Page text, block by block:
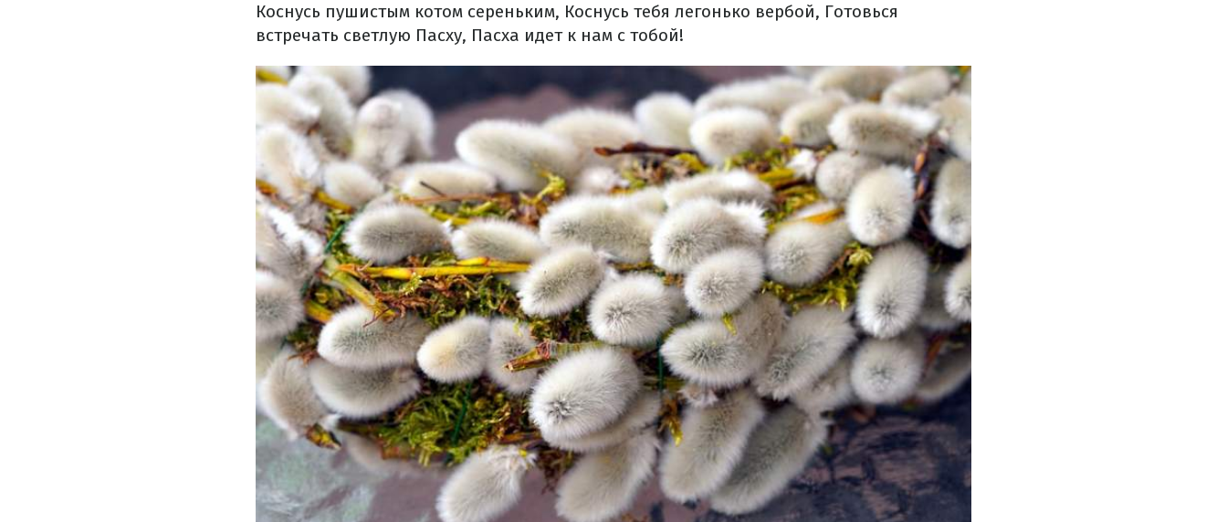
Коснусь пушистым котом сереньким, Коснусь тебя легонько вербой, Готовься
встречать светлую Пасху, Пасха идет к нам с тобой!